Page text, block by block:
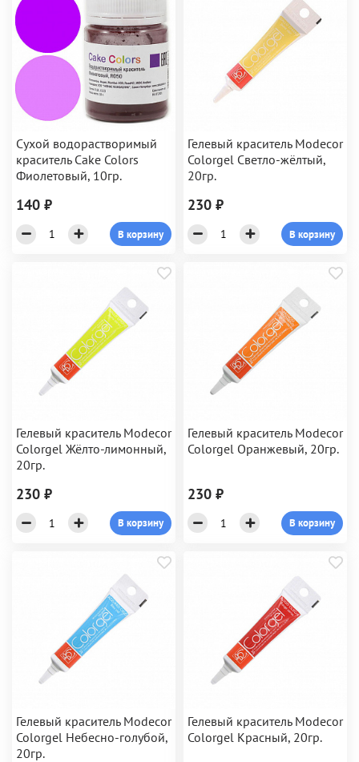
Сухой водорастворимый
краситель Cake Colors
Фиолетовый, 10гр.
140 ₽
В корзину
Гелевый краситель Modecor
Colorgel Светло-жёлтый,
20гр.
230 ₽
В корзину
Гелевый краситель Modecor
Colorgel Жёлто-лимонный,
20гр.
230 ₽
В корзину
Гелевый краситель Modecor
Colorgel Оранжевый, 20гр.
230 ₽
В корзину
Гелевый краситель Modecor
Colorgel Небесно-голубой,
20гр.
Гелевый краситель Modecor
Colorgel Красный, 20гр.